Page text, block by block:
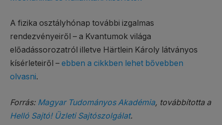
A fizika osztályhónap további izgalmas
rendezvényeiről – a Kvantumok világa
előadássorozatról illetve Härtlein Károly látványos
kísérleteiről – ebben a cikkben lehet bővebben
olvasni.
Forrás: Magyar Tudományos Akadémia, továbbította a
Helló Sajtó! Üzleti Sajtószolgálat.